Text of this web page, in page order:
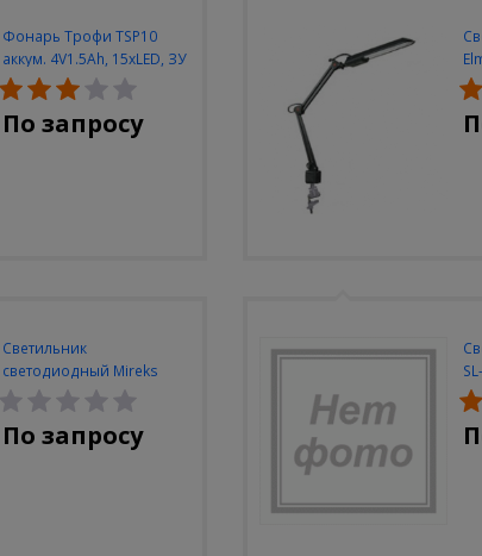
Фонарь Трофи TSP10
аккум. 4V1.5Ah, 15xLED, ЗУ
вилка 220V
По запросу
Светильник
светодиодный Mireks
С-310-80-S (5W/4000-
5000K/500lm/датчик
движения)
По запросу